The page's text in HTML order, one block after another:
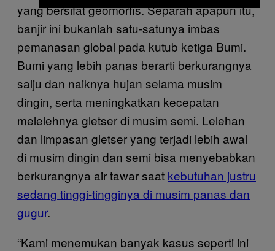
yang bersifat geomorfis. Separah apapun itu,
banjir ini bukanlah satu-satunya imbas
pemanasan global pada kutub ketiga Bumi.
Bumi yang lebih panas berarti berkurangnya
salju dan naiknya hujan selama musim
dingin, serta meningkatkan kecepatan
melelehnya gletser di musim semi. Lelehan
dan limpasan gletser yang terjadi lebih awal
di musim dingin dan semi bisa menyebabkan
berkurangnya air tawar saat kebutuhan justru
sedang tinggi-tingginya di musim panas dan
gugur.
“Kami menemukan banyak kasus seperti ini